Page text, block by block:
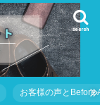
search
お客様の声とBefore